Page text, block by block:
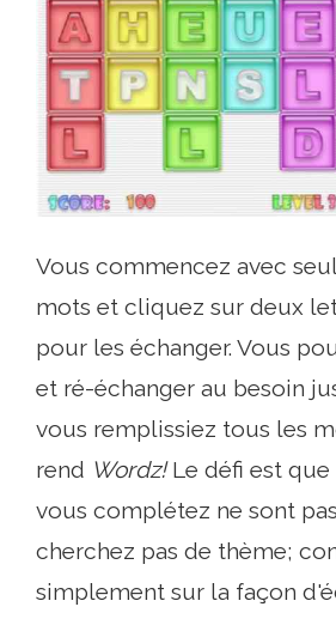
Vous commencez avec
mots et cliquez sur deux
pour les échanger. Vous
et ré-échanger au besoin
vous remplissiez tous les
rend Wordz!Le défi est que
vous complétez ne sont
cherchez pas de thème;
simplement sur la façon